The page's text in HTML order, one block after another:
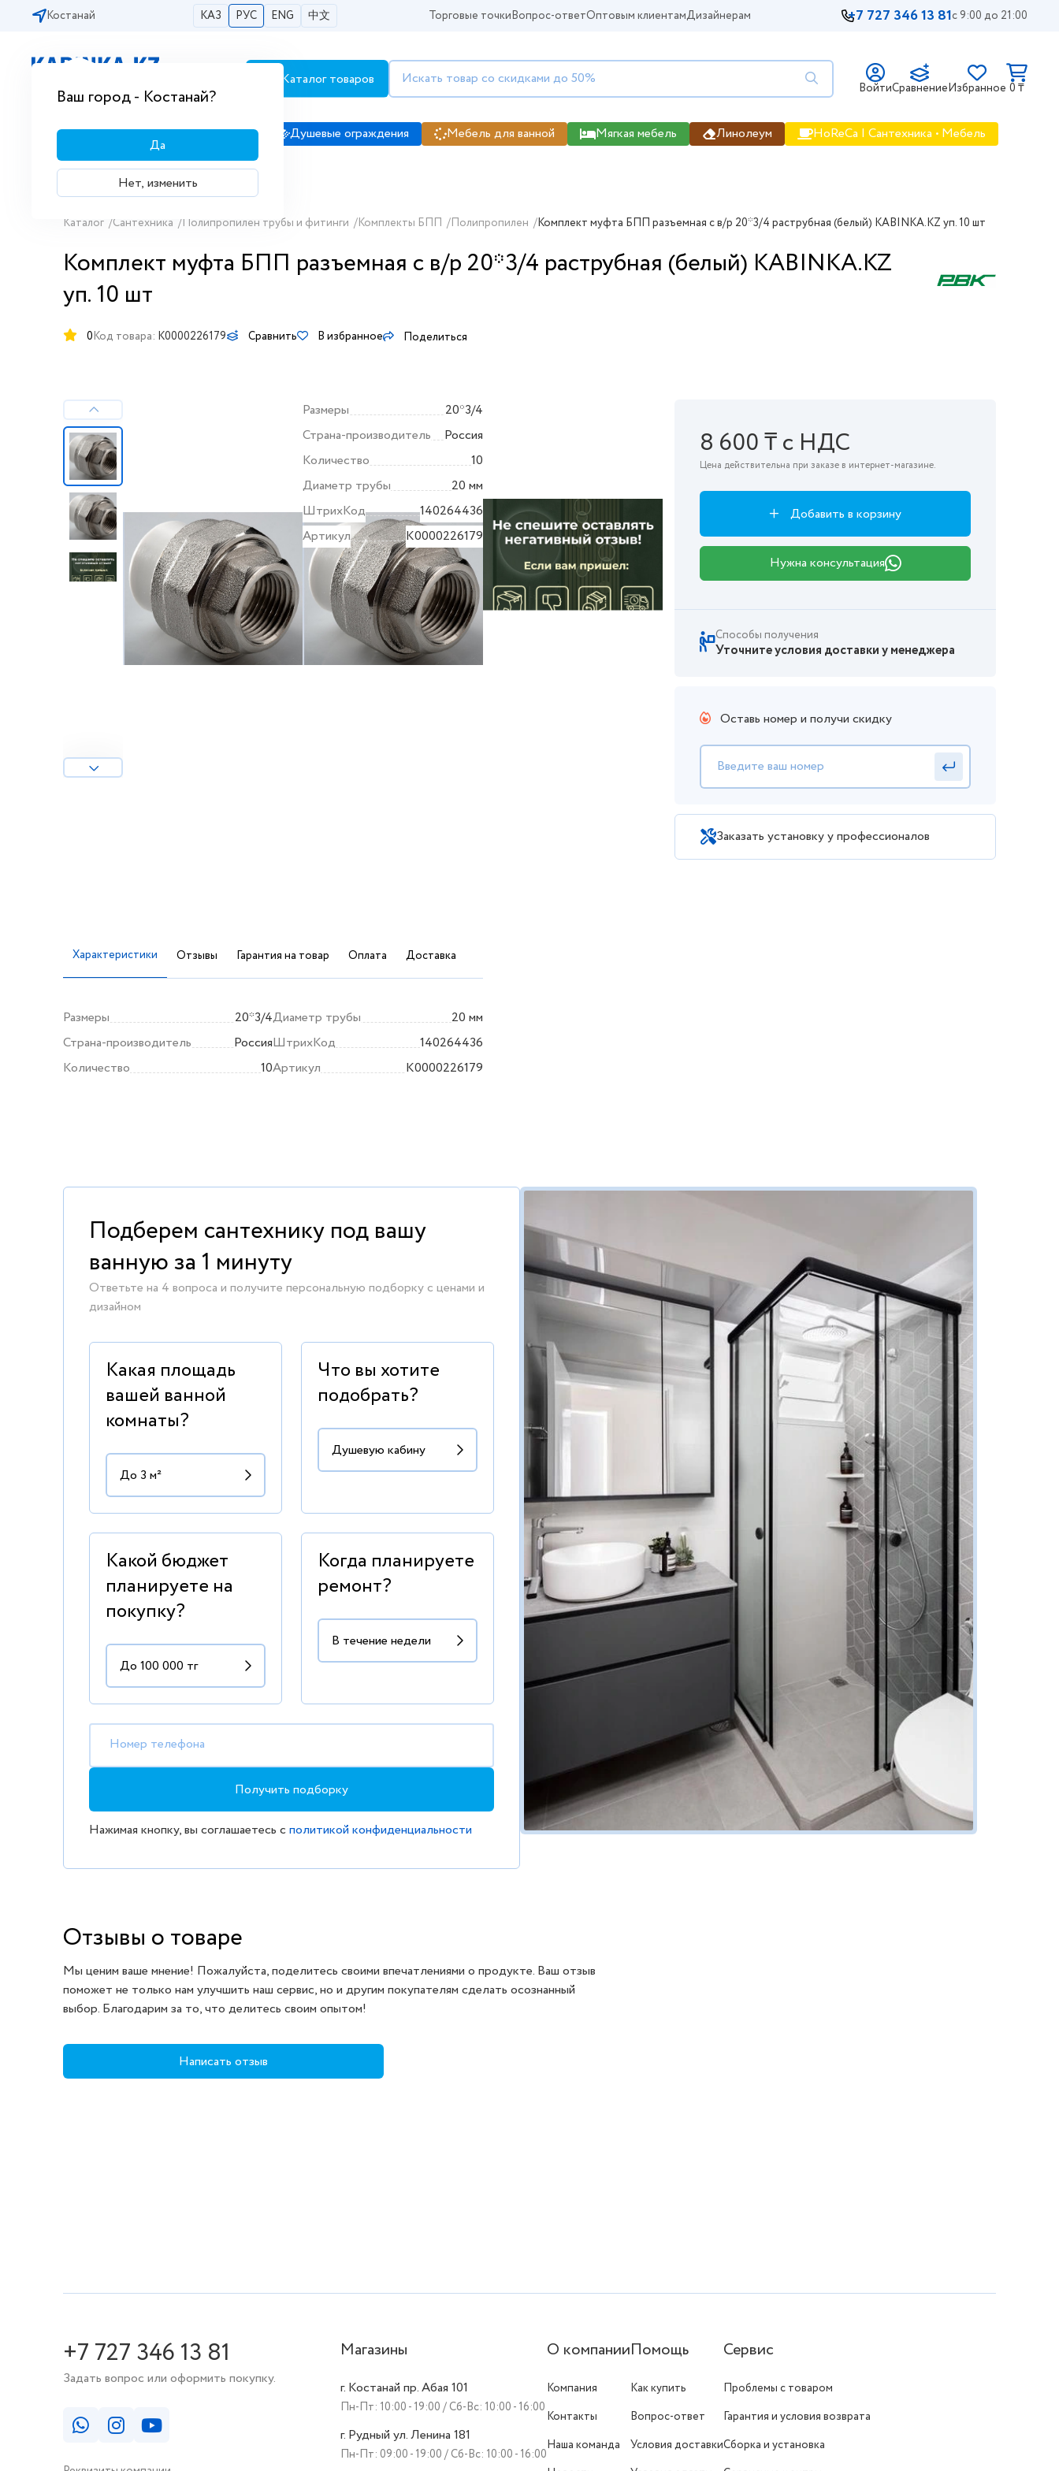
Костанай КАЗ РУС ENG 中文
Ваш город - Костанай?
Да
Нет, изменить
Торговые точкиВопрос-ответОптовым клиентамДизайнерам +7 727 346 13 81с 9:00 до 21:00
Бесплатная доставка по городам РК
Каталог товаров ВойтиСравнениеИзбранное 0 ₸
Сантехника Душевые кабины Душевые ограждения Мебель для ванной Мягкая мебель Линолеум HoReCa | Сантехника • Мебель
Каталог /Сантехника /Полипропилен трубы и фитинги /Комплекты БПП /Полипропилен /Комплект муфта БПП разъемная с в/р 20*3/4 раструбная (белый) KABINKA.KZ уп. 10 шт
Комплект муфта БПП разъемная с в/р 20*3/4 раструбная (белый) KABINKA.KZ
уп. 10 шт
0Код товара: K0000226179 Сравнить В избранное Поделиться
Размеры
20*3/4
Страна-производитель
Россия
Количество
10
Диаметр трубы
20 мм
ШтрихКод
140264436
Артикул
K0000226179
8 600 ₸ с НДС
Цена действительна при заказе в интернет-магазине.
Добавить в корзину
Нужна консультация
Способы получения
Уточните условия доставки у менеджера
Оставь номер и получи скидку
Заказать установку у профессионалов
Характеристики Отзывы Гарантия на товар Оплата Доставка
Размеры
20*3/4
Страна-производитель
Россия
Количество
10
Диаметр трубы
20 мм
ШтрихКод
140264436
Артикул
K0000226179
Подберем сантехнику под вашу
ванную за 1 минуту
Ответьте на 4 вопроса и получите персональную подборку с ценами и
дизайном
Какая площадь
вашей ванной
комнаты?
Что вы хотите
подобрать?
Какой бюджет
планируете на
покупку?
Когда планируете
ремонт?
Номер телефона
Получить подборку
Нажимая кнопку, вы соглашаетесь сполитикой конфиденциальности
Отзывы о товаре
Мы ценим ваше мнение! Пожалуйста, поделитесь своими впечатлениями о продукте. Ваш отзыв
поможет не только нам улучшить наш сервис, но и другим покупателям сделать осознанный
выбор. Благодарим за то, что делитесь своим опытом!
Написать отзыв
+7 727 346 13 81
Задать вопрос или оформить покупку.
Магазины
г. Костанай пр. Абая 101
Пн-Пт: 10:00 - 19:00 / Сб-Вс: 10:00 - 16:00
г. Рудный ул. Ленина 181
Пн-Пт: 09:00 - 19:00 / Сб-Вс: 10:00 - 16:00
О компании
Компания
Контакты
Наша команда
Помощь
Как купить
Вопрос-ответ
Условия доставки
Сервис
Проблемы с товаром
Гарантия и условия возврата
Сборка и установка